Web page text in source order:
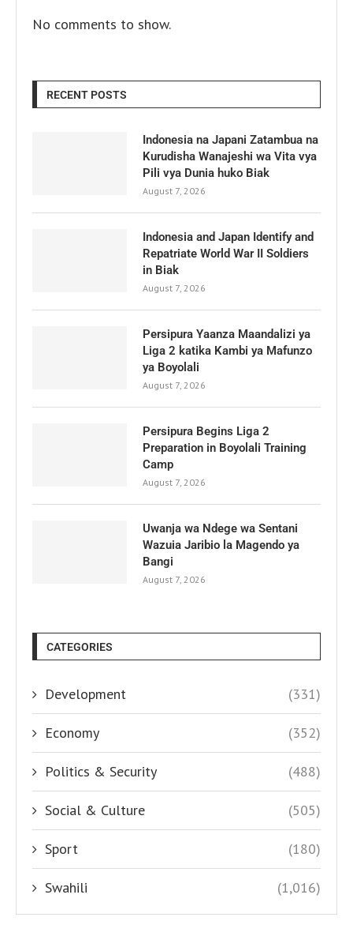
No comments to show.
RECENT POSTS
Indonesia na Japani Zatambua na
Kurudisha Wanajeshi wa Vita vya
Pili vya Dunia huko Biak
August 7, 2026
Indonesia and Japan Identify and
Repatriate World War II Soldiers
in Biak
August 7, 2026
Persipura Yaanza Maandalizi ya
Liga 2 katika Kambi ya Mafunzo
ya Boyolali
August 7, 2026
Persipura Begins Liga 2
Preparation in Boyolali Training
Camp
August 7, 2026
Uwanja wa Ndege wa Sentani
Wazuia Jaribio la Magendo ya
Bangi
August 7, 2026
CATEGORIES
Development (331)
Economy (352)
Politics & Security (488)
Social & Culture (505)
Sport (180)
Swahili (1,016)